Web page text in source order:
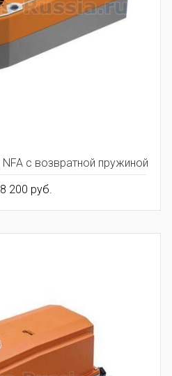
с возвратной пружиной
200 руб.